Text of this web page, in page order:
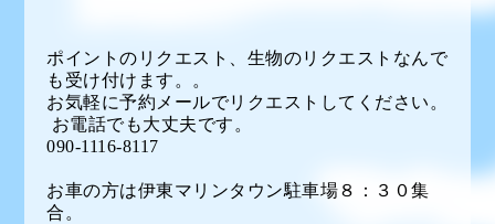
ポイントのリクエスト、生物のリクエストなんで
も受け付けます。。
お気軽に予約メールでリクエストしてください。
お電話でも大丈夫です。
090-1116-8117
お車の方は伊東マリンタウン駐車場８：３０集
合。